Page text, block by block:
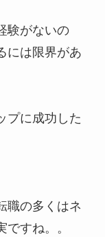
験がないの
には限界があ
プに成功した
職の多くはネ
すね。。